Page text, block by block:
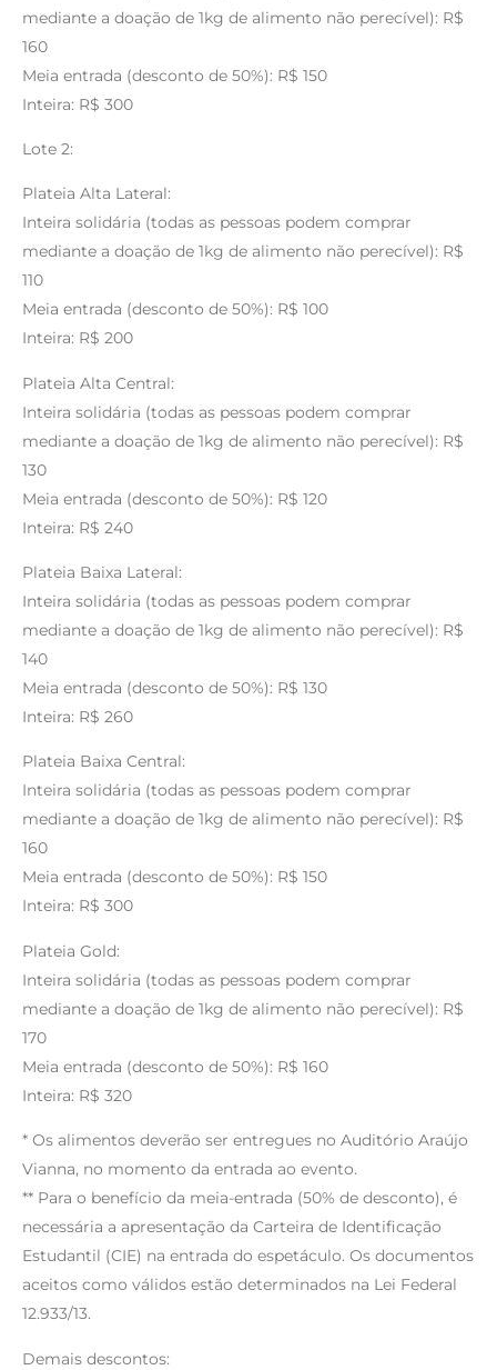
mediante a doação de 1kg de alimento não perecível): R$
160
Meia entrada (desconto de 50%): R$ 150
Inteira: R$ 300
Lote 2:
Plateia Alta Lateral:
Inteira solidária (todas as pessoas podem comprar
mediante a doação de 1kg de alimento não perecível): R$
110
Meia entrada (desconto de 50%): R$ 100
Inteira: R$ 200
Plateia Alta Central:
Inteira solidária (todas as pessoas podem comprar
mediante a doação de 1kg de alimento não perecível): R$
130
Meia entrada (desconto de 50%): R$ 120
Inteira: R$ 240
Plateia Baixa Lateral:
Inteira solidária (todas as pessoas podem comprar
mediante a doação de 1kg de alimento não perecível): R$
140
Meia entrada (desconto de 50%): R$ 130
Inteira: R$ 260
Plateia Baixa Central:
Inteira solidária (todas as pessoas podem comprar
mediante a doação de 1kg de alimento não perecível): R$
160
Meia entrada (desconto de 50%): R$ 150
Inteira: R$ 300
Plateia Gold:
Inteira solidária (todas as pessoas podem comprar
mediante a doação de 1kg de alimento não perecível): R$
170
Meia entrada (desconto de 50%): R$ 160
Inteira: R$ 320
* Os alimentos deverão ser entregues no Auditório Araújo
Vianna, no momento da entrada ao evento.
** Para o benefício da meia-entrada (50% de desconto), é
necessária a apresentação da Carteira de Identificação
Estudantil (CIE) na entrada do espetáculo. Os documentos
aceitos como válidos estão determinados na Lei Federal
12.933/13.
Demais descontos: